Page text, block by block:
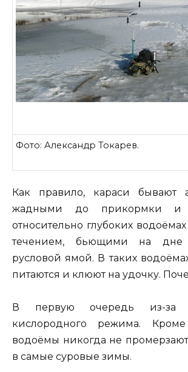
Фото: Александр Токарев.
Как правило, караси бывают
жадными до прикормки и
относительно глубоких
течением, бьющими на
русловой ямой. В таких
питаются и клюют на удочку.
В первую очередь из-за
кислородного режима.
водоёмы никогда не
в самые суровые зимы.